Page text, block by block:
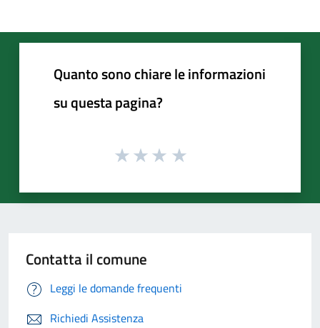
Quanto sono chiare le informazioni
su questa pagina?
Contatta il comune
Leggi le domande frequenti
Richiedi Assistenza